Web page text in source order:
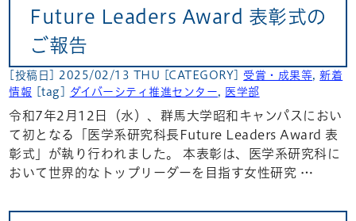
Future Leaders Award 表彰式の
ご報告
[投稿日] 2025/02/13 THU [CATEGORY] 受賞・成果等 ,新着
情報 [tag] ダイバーシティ推進センター 医学部
令和7年2月12日（水）、群馬大学昭和キャンパスにおい
て初となる「医学系研究科長Future Leaders Award 表
彰式」が執り行われました。 本表彰は、医学系研究科に
おいて世界的なトップリーダーを目指す女性研究 …